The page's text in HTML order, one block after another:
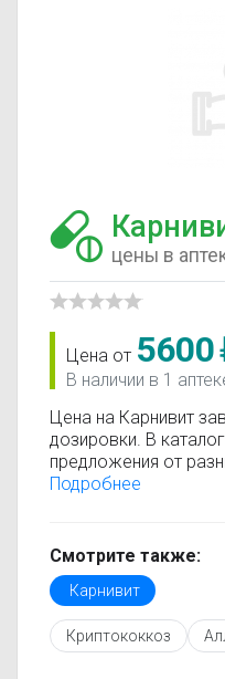
цены в
Цена от 5600
В наличии в 1
Цена на Карнивит
дозировки. В
предложения от
быстро найти, где
только актуальные
Перед покупкой
инструкцией по
можете подобрать
Подробнее
Смотрите также:
Карнивит
Криптококкоз